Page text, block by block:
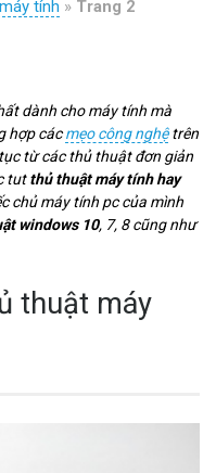
tính » Trang 2
dành cho máy tính mà
hợp cácmẹo công nghệtrên
từ các thủ thuật đơn giản
tutthủ thuật máy tính hay
chủ máy tính pc của mình
windows 10, 7, 8 cũng như
thuật máy